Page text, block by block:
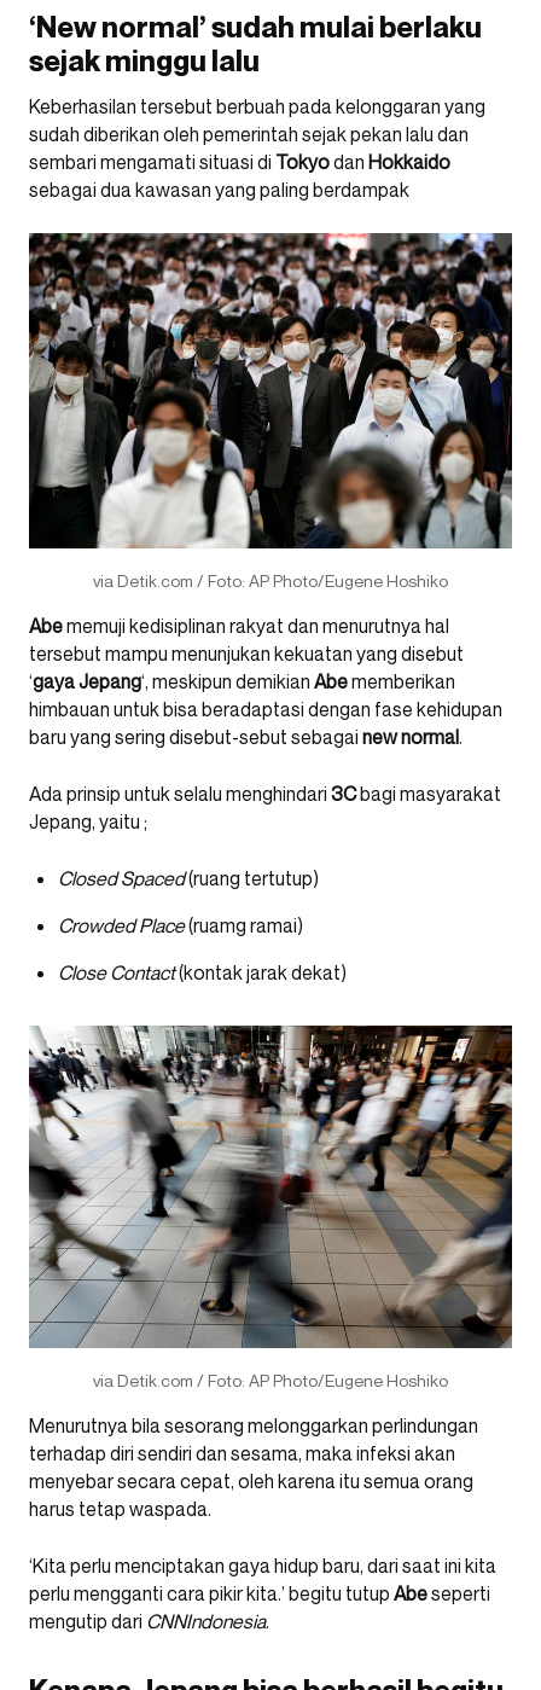
‘New normal’ sudah mulai berlaku
sejak minggu lalu
Keberhasilan tersebut berbuah pada kelonggaran yang
sudah diberikan oleh pemerintah sejak pekan lalu dan
sembari mengamati situasi di Tokyodan Hokkaido
sebagai dua kawasan yang paling berdampak
via Detik.com / Foto: AP Photo/Eugene Hoshiko
Abememuji kedisiplinan rakyat dan menurutnya hal
tersebut mampu menunjukan kekuatan yang disebut
‘gayaJepang‘, meskipun demikian Abememberikan
himbauan untuk bisa beradaptasi dengan fase kehidupan
baru yang sering disebut-sebut sebagai new normal.
Ada prinsip untuk selalu menghindari 3Cbagi masyarakat
Jepang, yaitu ;
Closed Spaced(ruang tertutup)
Crowded Place(ruamg ramai)
Close Contact(kontak jarak dekat)
via Detik.com / Foto: AP Photo/Eugene Hoshiko
Menurutnya bila sesorang melonggarkan perlindungan
terhadap diri sendiri dan sesama, maka infeksi akan
menyebar secara cepat, oleh karena itu semua orang
harus tetap waspada.
‘Kita perlu menciptakan gaya hidup baru, dari saat ini kita
perlu mengganti cara pikir kita.’ begitu tutup Abeseperti
mengutip dari CNNIndonesia.